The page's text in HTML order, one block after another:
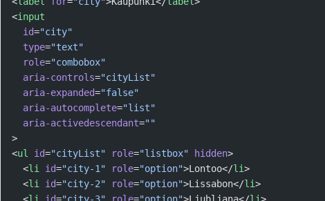
<input
  id
="city"
  type
="text"
  role
="combobox"
  aria-controls
="cityList"
  aria-expanded
="false"
  aria-autocomplete
="list"
  aria-activedescendant
=""
>
<ul id="cityList" role="listbox" hidden>
  <
li id="city-1" role="option">Lontoo</li>
  <
li id="city-2" role="option">Lissabon</li>